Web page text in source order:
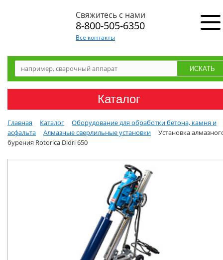
Свяжитесь с нами
8-800-505-6350
Все контакты
Каталог
Главная Каталог
Оборудование для обработки бетона, камня и
асфальта
Алмазные сверлильные установки
Установка
бурения Rotorica Didri 650